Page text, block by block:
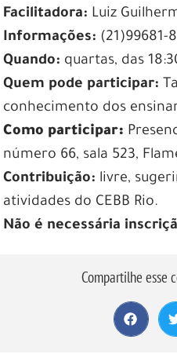
Facilitadora: Luiz
Informações: (21)99681-
Quando: quartas, das
Quem pode participar:
conhecimento dos
Como participar:
número 66, sala 523,
Contribuição: livre,
atividades do CEBB Rio.
Não é necessária
Compartilhe esse